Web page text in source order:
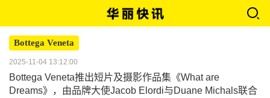
Bottega Veneta
2025-11-04 13:12:00
Bottega Veneta推出短片及摄影作品集《What are
Dreams》，由品牌大使Jacob Elordi与Duane Michals联合